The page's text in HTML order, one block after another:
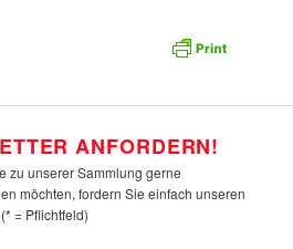
ANFORDERN!
zu unserer Sammlung gerne
möchten, fordern Sie einfach unseren
= Pflichtfeld)